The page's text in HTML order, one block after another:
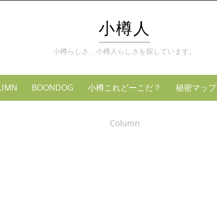
小樽人
小樽らしさ、小樽人らしさを探しています。
BOONDOG 小樽これどーこだ？ 秘密マップ
Column